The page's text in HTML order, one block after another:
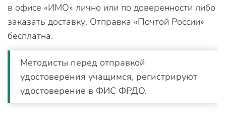
в офисе «ИМО» лично или по доверенности либо
заказать доставку. Отправка «Почтой России»
бесплатна.
Методисты перед отправкой
удостоверения учащимся, регистрируют
удостоверение в ФИС ФРДО.